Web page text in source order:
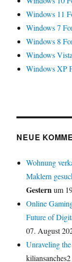
Windows 11
Windows 7
Windows 8
Windows
Windows XP
NEUE
Wohnung
Maklern
Gesternum
Online
Future of
07. August
Unraveling
kiliansanches2